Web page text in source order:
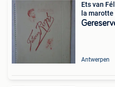
Ets van
la
Antwerpen